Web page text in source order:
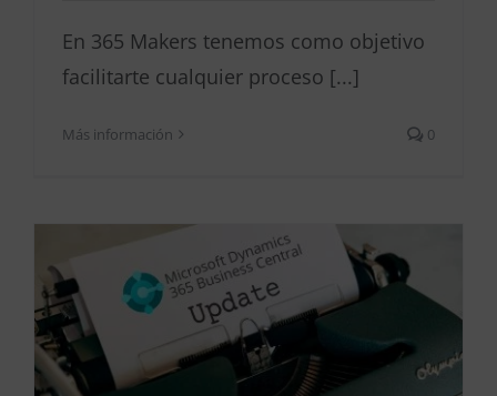
En 365 Makers tenemos como objetivo
facilitarte cualquier proceso [...]
Más información 0